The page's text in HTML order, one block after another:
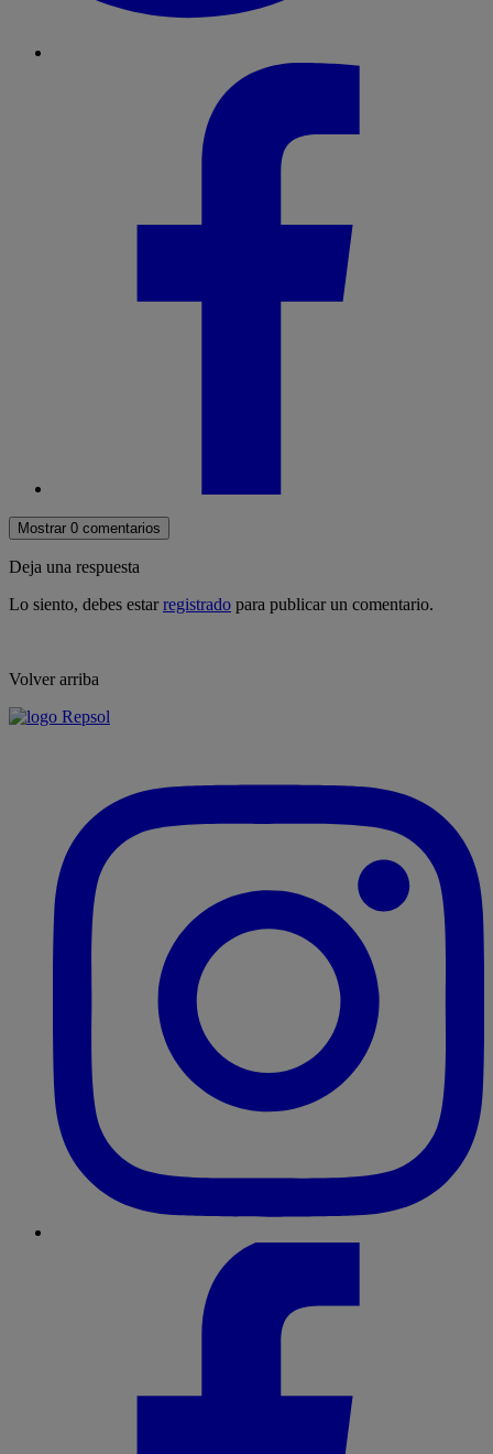
Mostrar 0 comentarios
Deja una respuesta
Lo siento, debes estarregistrado para publicar un comentario.
Volver arriba